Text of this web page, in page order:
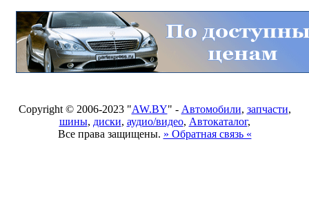
Copyright © 2006-2023 "AW.BY" - Автомобили, запчасти,
шины, диски, аудио/видео, Автокаталог,
Все права защищены. » Обратная связь «